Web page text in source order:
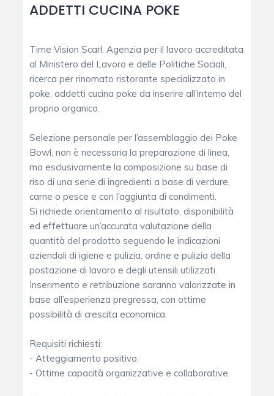
ADDETTI CUCINA POKE
Time Vision Scarl, Agenzia per il lavoro accreditata
al Ministero del Lavoro e delle Politiche Sociali,
ricerca per rinomato ristorante specializzato in
poke, addetti cucina poke da inserire all’interno del
proprio organico.
Selezione personale per l’assemblaggio dei Poke
Bowl, non è necessaria la preparazione di linea,
ma esclusivamente la composizione su base di
riso di una serie di ingredienti a base di verdure,
carne o pesce e con l’aggiunta di condimenti.
Si richiede orientamento al risultato, disponibilità
ed effettuare un’accurata valutazione della
quantità del prodotto seguendo le indicazioni
aziendali di igiene e pulizia, ordine e pulizia della
postazione di lavoro e degli utensili utilizzati.
Inserimento e retribuzione saranno valorizzate in
base all’esperienza pregressa, con ottime
possibilità di crescita economica.
Requisiti richiesti:
- Atteggiamento positivo;
- Ottime capacità organizzative e collaborative.